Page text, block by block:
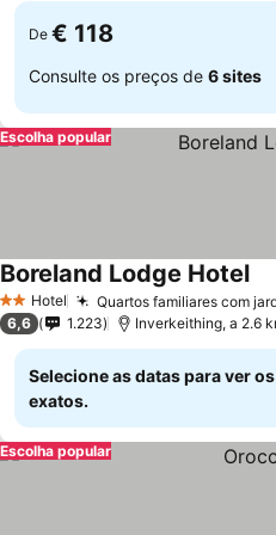
De € 118
Consulte os preços de 6 sites
Escolha popular
2 Estrelas
Hotel Quartos familiares com
Boreland Lodge Hotel
6,6 1.223 Inverkeithing, a 2.6
Selecione as datas para ver
exatos.
Escolha popular